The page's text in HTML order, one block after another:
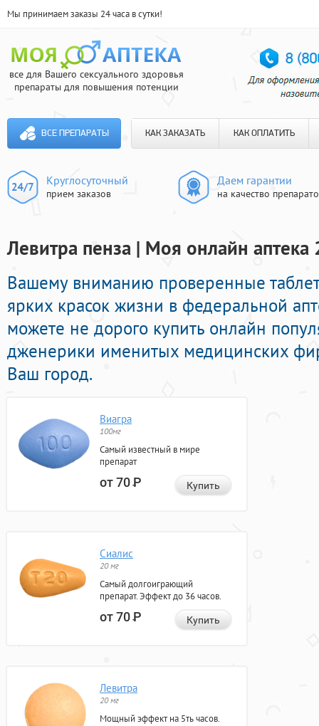
Мы принимаем заказы 24 часа в сутки!
все для Вашего сексуального здоровья
препараты для повышения потенции
ВСЕ ПРЕПАРАТЫ КАК ЗАКАЗАТЬ КАК ОПЛАТИТЬ
Круглосуточный
прием заказов
Даем гарантии
на качество
Левитра пенза | Моя онлайн аптека
Вашему вниманию проверенные
ярких красок жизни в федеральной
можете не дорого купить онлайн
дженерики именитых медицинских
Ваш город.
Виагра
100мг
Самый известный в мире
препарат
от 70Р Купить
Сиалис
20 мг
Самый долгоиграющий
препарат. Эффект до 36 часов.
от 70Р Купить
Левитра
20 мг
Мощный эффект на 5ть часов.